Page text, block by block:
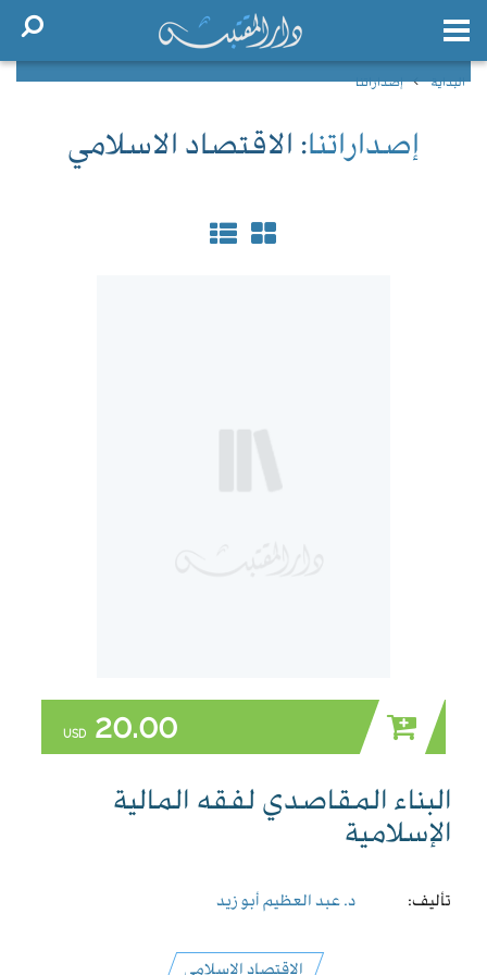
البداية إصداراتنا
إصداراتنا: الاقتصاد الاسلامي
20.00
USD
البناء المقاصدي لفقه المالية
الإسلامية
تأليف: د. عبد العظيم أبو زيد